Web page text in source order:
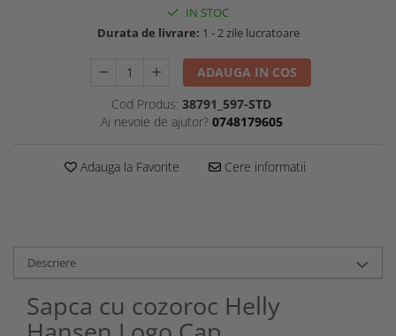
IN STOC
Durata de livrare: 1 - 2 zile lucratoare
ADAUGA IN COS
Cod Produs: 38791_597-STD
Ai nevoie de ajutor? 0748179605
Adauga la Favorite Cere informatii
Descriere
Sapca cu cozoroc Helly